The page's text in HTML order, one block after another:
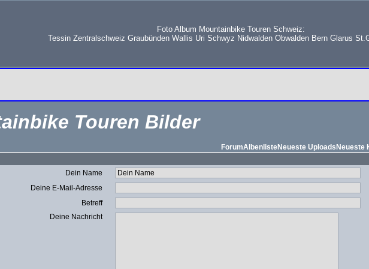
Foto Album Mountainbike Touren Schweiz:
Tessin Zentralschweiz Graubünden Wallis Uri Schwyz Nidwalden Obwalden Bern Glarus
Touren Bilder
ForumAlbenlisteNeueste Uploads Neueste
Dein Name
Deine E-Mail-Adresse
Betreff
Deine Nachricht